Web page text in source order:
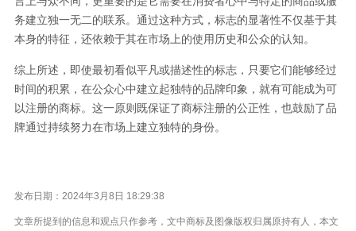
务建立独一无二的联系。通过这种方式，标志的显著性不仅基于其
本身的特征，还依赖于其在市场上的使用历史和公众的认知。
综上所述，即使最初看似平凡或描述性的标志，只要它们能够经过
时间的积累，在公众心中建立起独特的品牌印象，就有可能成为可
以注册的商标。这一原则既保证了商标注册的公正性，也鼓励了品
牌通过持续努力在市场上建立独特的身份。
发布日期：2024年3月8日 18:29:38
文章所提到的信息和观点只作参考，文中商标及图像版权归属原持有人，本文